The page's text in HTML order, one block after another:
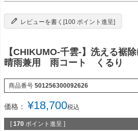
レビューを書く[100 ポイント進呈]
【CHIKUMO-千雲-】洗える裾
晴雨兼用 雨コート くるり
商品番号 501256300092626
価格： ¥18,700税込
[ 170 ポイント進呈 ]